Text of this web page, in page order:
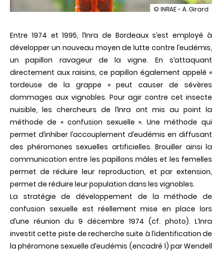
illustration
/
au
point
de
la
confusion
sexuelle
pour
protéger
les
vignobles
© INRAE - A. Girard
Entre 1974 et 1995, l’Inra de Bordeaux s’est employé à
développer un nouveau moyen de lutte contre l’eudémis,
un papillon ravageur de la vigne. En s’attaquant
directement aux raisins, ce papillon également appelé «
tordeuse de la grappe » peut causer de sévères
dommages aux vignobles. Pour agir contre cet insecte
nuisible, les chercheurs de l’Inra ont mis au point la
méthode de « confusion sexuelle ». Une méthode qui
permet d’inhiber l’accouplement d’eudémis en diffusant
des phéromones sexuelles artificielles. Brouiller ainsi la
communication entre les papillons mâles et les femelles
permet de réduire leur reproduction, et par extension,
permet de réduire leur population dans les vignobles.
La stratégie de développement de la méthode de
confusion sexuelle est réellement mise en place lors
d’une réunion du 9 décembre 1974 (cf. photo). L’Inra
investit cette piste de recherche suite à l’identification de
la phéromone sexuelle d’eudémis (encadré 1) par Wendell